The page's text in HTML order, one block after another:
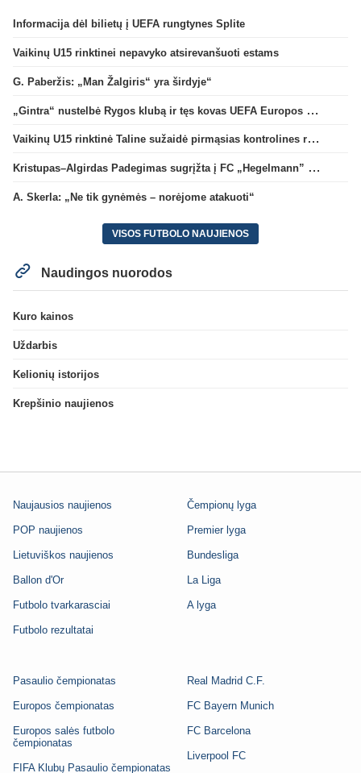
Informacija dėl bilietų į UEFA rungtynes Splite
Vaikinų U15 rinktinei nepavyko atsirevanšuoti estams
G. Paberžis: „Man Žalgiris“ yra širdyje“
„Gintra“ nustelbė Rygos klubą ir tęs kovas UEFA Europos taurės atrankoje
Vaikinų U15 rinktinė Taline sužaidė pirmąsias kontrolines rungtynes
Kristupas–Algirdas Padegimas sugrįžta į FC „Hegelmann” B sudėtį
A. Skerla: „Ne tik gynėmės – norėjome atakuoti“
VISOS FUTBOLO NAUJIENOS
Naudingos nuorodos
Kuro kainos
Uždarbis
Kelionių istorijos
Krepšinio naujienos
Naujausios naujienos
POP naujienos
Lietuviškos naujienos
Ballon d'Or
Futbolo tvarkarasciai
Futbolo rezultatai
Čempionų lyga
Premier lyga
Bundesliga
La Liga
A lyga
Pasaulio čempionatas
Europos čempionatas
Europos salės futbolo
čempionatas
FIFA Klubų Pasaulio čempionatas
Real Madrid C.F.
FC Bayern Munich
FC Barcelona
Liverpool FC